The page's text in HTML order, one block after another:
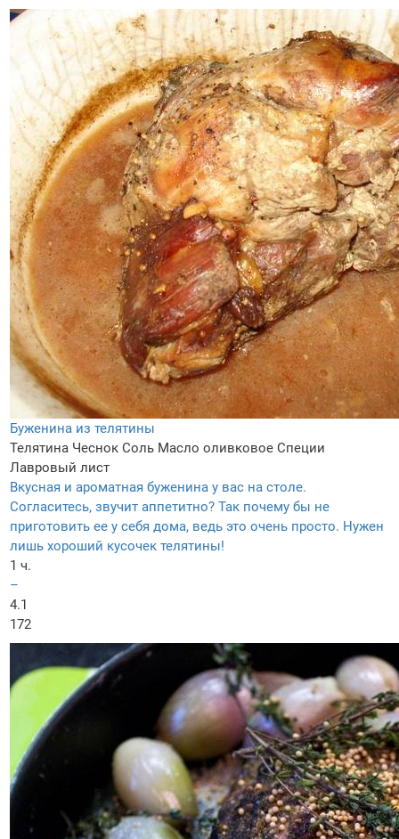
Буженина из телятины
Телятина Чеснок Соль Масло оливковое Специи
Лавровый лист
Вкусная и ароматная буженина у вас на столе.
Согласитесь, звучит аппетитно? Так почему бы не
приготовить ее у себя дома, ведь это очень просто. Нужен
лишь хороший кусочек телятины!
1 ч.
–
4.1
172